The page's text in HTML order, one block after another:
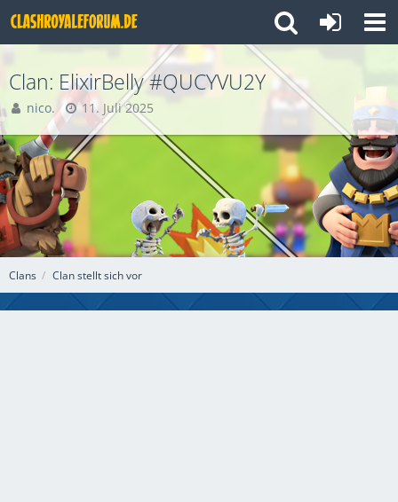
Clans Clan stellt sich vor
Clan: ElixirBelly #QUCYVU2Y
nico. 11. Juli 2025